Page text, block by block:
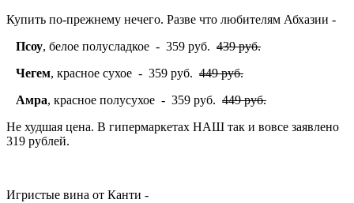
Купить по-прежнему нечего. Разве что любителям Абхазии -
Псоу, белое полусладкое - 359 руб. 439 руб.
Чегем, красное сухое - 359 руб. 449 руб.
Амра, красное полусухое - 359 руб. 449 руб.
Не худшая цена. В гипермаркетах НАШ так и вовсе заявлено
319 рублей.
Игристые вина от Канти -